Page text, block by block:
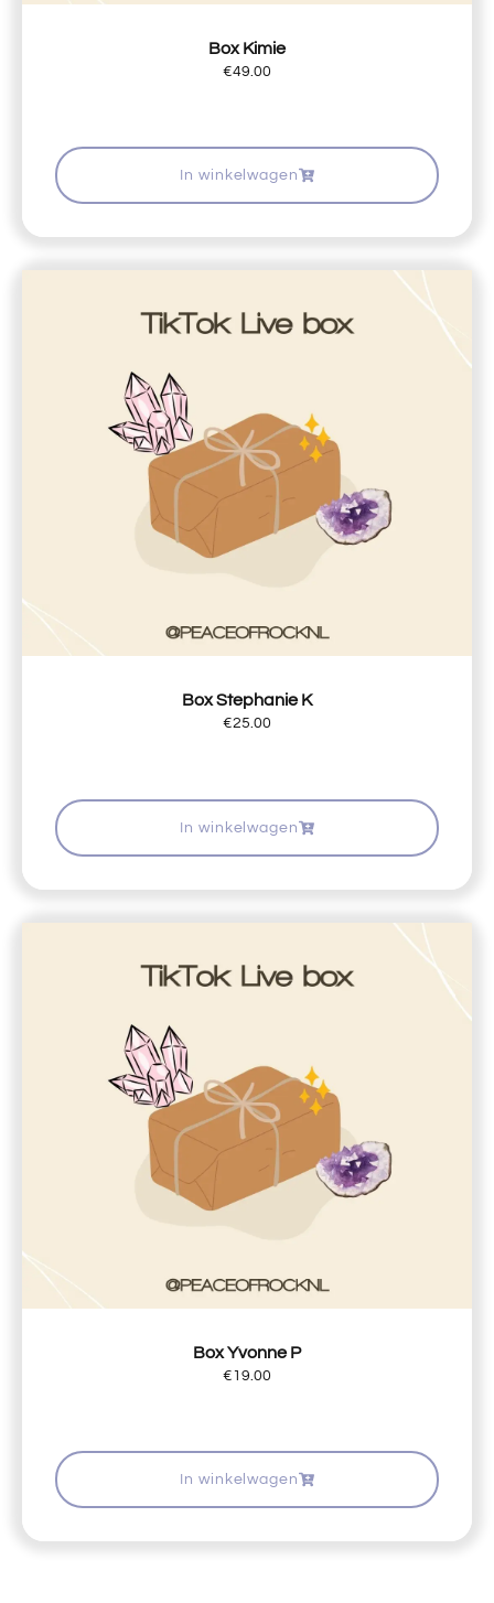
Box Kimie
€49.00
In winkelwagen
Box Stephanie K
€25.00
In winkelwagen
Box Yvonne P
€19.00
In winkelwagen